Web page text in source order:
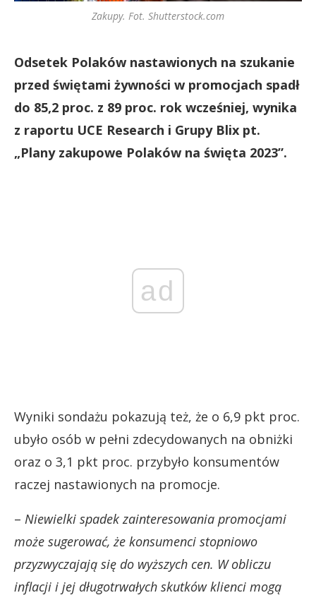
Zakupy. Fot. Shutterstock.com
Odsetek Polaków nastawionych na szukanie
przed świętami żywności w promocjach spadł
do 85,2 proc. z 89 proc. rok wcześniej, wynika
z raportu UCE Research i Grupy Blix pt.
„Plany zakupowe Polaków na święta 2023”.
ad
Wyniki sondażu pokazują też, że o 6,9 pkt proc.
ubyło osób w pełni zdecydowanych na obniżki
oraz o 3,1 pkt proc. przybyło konsumentów
raczej nastawionych na promocje.
– Niewielki spadek zainteresowania promocjami
może sugerować, że konsumenci stopniowo
przyzwyczajają się do wyższych cen. W obliczu
inflacji i jej długotrwałych skutków klienci mogą